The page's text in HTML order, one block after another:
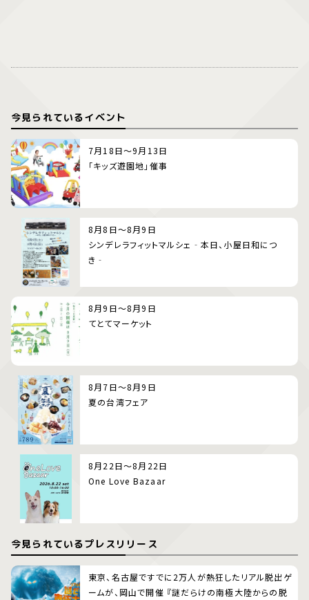
今見られているイベント
7月18日～9月13日
「キッズ遊園地」催事
8月8日～8月9日
シンデレラフィットマルシェ‐本日、小屋日和につ
き‐
8月9日～8月9日
てとてマーケット
8月7日～8月9日
夏の台湾フェア
8月22日～8月22日
One Love Bazaar
今見られているプレスリリース
東京、名古屋ですでに2万人が熱狂したリアル脱出ゲ
ームが、岡山で開催 『謎だらけの南極大陸からの脱